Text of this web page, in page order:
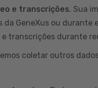
e transcrições. Sua
GeneXus ou durante
transcrições durante
coletar outros